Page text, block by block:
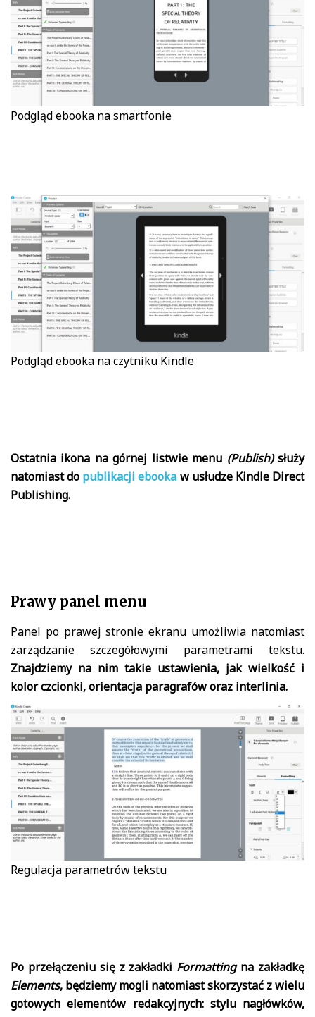
Podgląd ebooka na smartfonie
Podgląd ebooka na czytniku Kindle
Ostatnia ikona na górnej listwie menu (Publish)służy
natomiast do publikacji ebooka w usłudze Kindle Direct
Publishing.
Prawy panel menu
Panel po prawej stronie ekranu umożliwia natomiast
zarządzanie szczegółowymi parametrami tekstu.
Znajdziemy na nim takie ustawienia, jak wielkość i
kolor czcionki, orientacja paragrafów oraz interlinia.
Regulacja parametrów tekstu
Po przełączeniu się z zakładki Formattingna zakładkę
Elements, będziemy mogli natomiast skorzystać z wielu
gotowych elementów redakcyjnych: stylu nagłówków,